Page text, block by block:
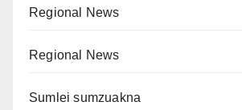
Regional News
Regional News
Sumlei sumzuakna